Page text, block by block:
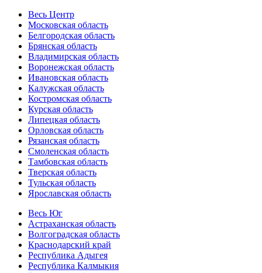
Весь Центр
Московская область
Белгородская область
Брянская область
Владимирская область
Воронежская область
Ивановская область
Калужская область
Костромская область
Курская область
Липецкая область
Орловская область
Рязанская область
Смоленская область
Тамбовская область
Тверская область
Тульская область
Ярославская область
Весь Юг
Астраханская область
Волгоградская область
Краснодарский край
Республика Адыгея
Республика Калмыкия